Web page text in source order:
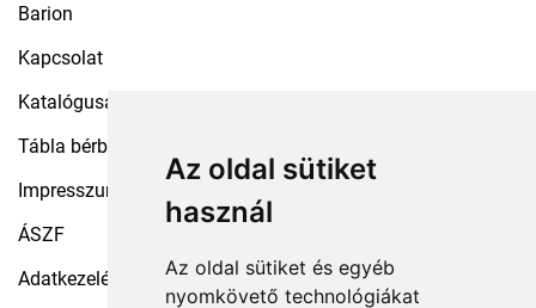
Az oldal sütiket
használ
Az oldal sütiket és egyéb
nyomkövető technológiákat
Barion
Kapcsolat
Katalógusaink
Tábla bérbeadás
Impresszum
ÁSZF
Adatkezelési tájékoztató